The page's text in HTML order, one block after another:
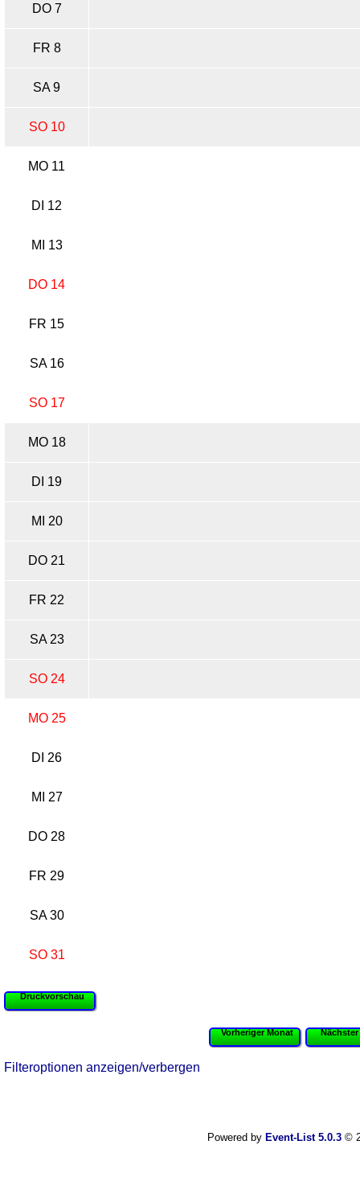
DO 7
FR 8
SA 9
SO 10
MO 11
DI 12
MI 13
DO 14
FR 15
SA 16
SO 17
MO 18
DI 19
MI 20
DO 21
FR 22
SA 23
SO 24
MO 25
DI 26
MI 27
DO 28
FR 29
SA 30
SO 31
Druckvorschau
Vorheriger Monat Nächster
Filteroptionen anzeigen/verbergen
Powered by Event-List 5.0.3©